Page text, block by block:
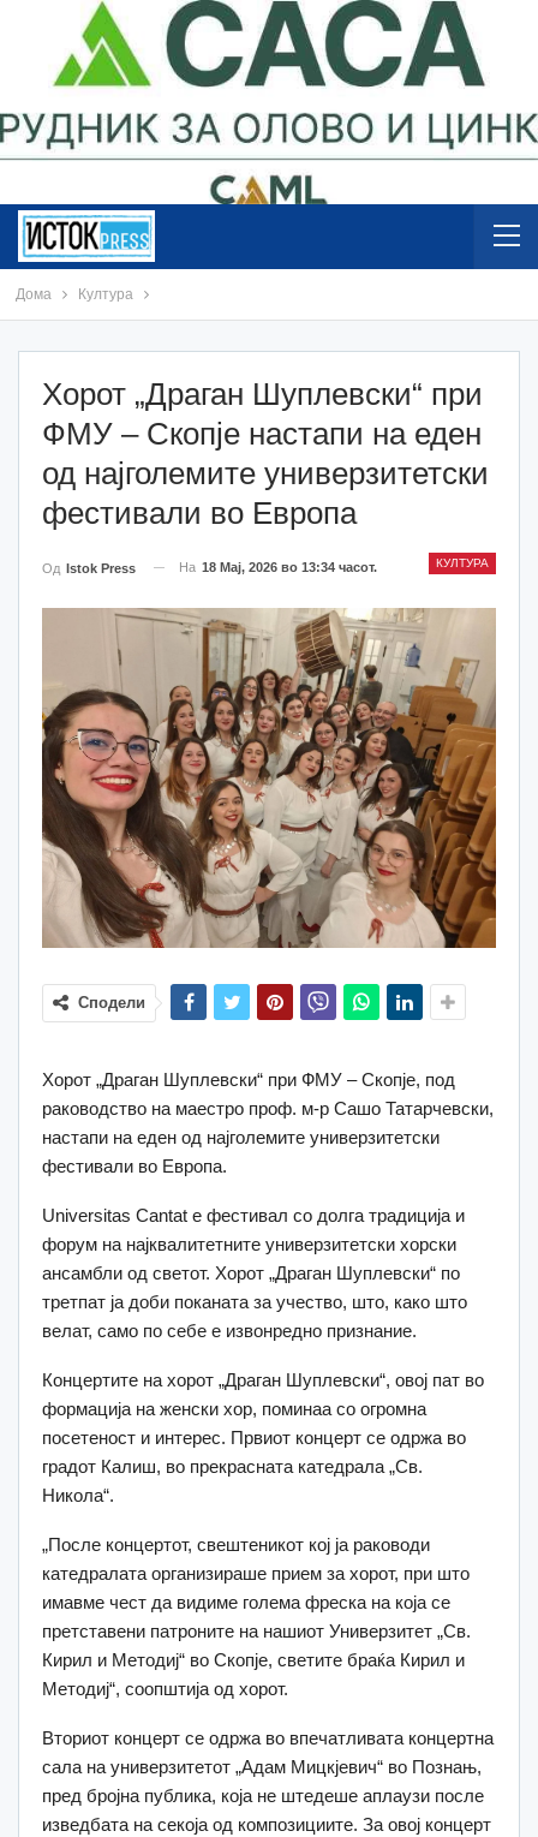
Дома Култура
Хорот „Драган Шуплевски“ при
ФМУ – Скопје настапи на еден
од најголемите универзитетски
фестивали во Европа
КУЛТУРА
Од Istok Press На 18 Мај, 2026 во 13:34 часот.
Сподели
Хорот „Драган Шуплевски“ при ФМУ – Скопје, под
раководство на маестро проф. м-р Сашо Татарчевски,
настапи на еден од најголемите универзитетски
фестивали во Европа.
Universitas Cantat е фестивал со долга традиција и
форум на најквалитетните универзитетски хорски
ансамбли од светот. Хорот „Драган Шуплевски“ по
третпат ја доби поканата за учество, што, како што
велат, само по себе е извонредно признание.
Концертите на хорот „Драган Шуплевски“, овој пат во
формација на женски хор, поминаа со огромна
посетеност и интерес. Првиот концерт се одржа во
градот Калиш, во прекрасната катедрала „Св.
Никола“.
„После концертот, свештеникот кој ја раководи
катедралата организираше прием за хорот, при што
имавме чест да видиме голема фреска на која се
претставени патроните на нашиот Универзитет „Св.
Кирил и Методиј“ во Скопје, светите браќа Кирил и
Методиј“, соопштија од хорот.
Вториот концерт се одржа во впечатливата концертна
сала на универзитетот „Адам Мицкјевич“ во Познањ,
пред бројна публика, која не штедеше аплаузи после
изведбата на секоја од композициите. За овој концерт